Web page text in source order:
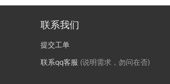
联系我们
提交工单
联系qq客服 (说明需求，勿问在否)